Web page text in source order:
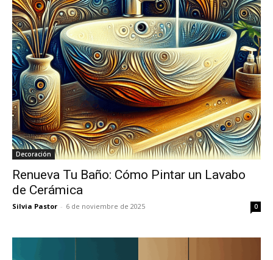
Decoración
Renueva Tu Baño: Cómo Pintar un Lavabo
de Cerámica
Silvia Pastor - 6 de noviembre de 2025 0